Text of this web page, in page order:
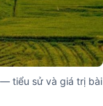
tiểu sử và giá trị bài